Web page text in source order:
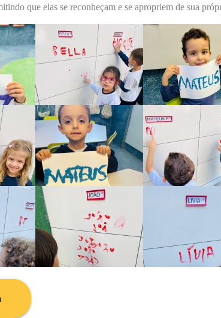
que elas se reconheçam e se apropriem de sua